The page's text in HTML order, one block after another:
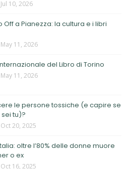
Jul 10, 2026
Off a Pianezza: la cultura e i libri
May 11, 2026
del Libro di Torino
May 11, 2026
le persone tossiche (e capire se
tu)?
Oct 20, 2025
oltre l’80% delle donne muore
o ex
Oct 16, 2025